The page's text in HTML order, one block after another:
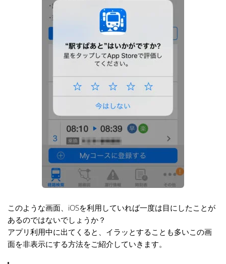
このような画面、iOSを利用していれば一度は目にしたことが
あるのではないでしょうか？
アプリ利用中に出てくると、イラッとすることも多いこの画
面を非表示にする方法をご紹介していきます。